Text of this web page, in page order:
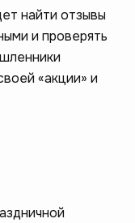
найти отзывы
и проверять
«акции» и